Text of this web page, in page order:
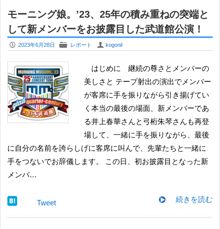
モーニング娘。’23、25年の積み重ねの突端と
して新メンバーをお披露目した武道館公演！
P 2023年6月28日 F レポート U kogonil
はじめに 継続の尊さとメンバーの
美しさと テープ射出の演出でメンバー
が客席に手を振りながら引き揚げてい
く本当の最後の場面、新メンバーであ
る井上春華さんと弓桁朱琴さんも再登
場して、一緒に手を振りながら、最後
に自分の名前を誇らしげに客席に叫んで、先輩たちと一緒に
手をつないでお辞儀します。 この日、初お披露目となった新
メンバ…
続きを読む
Tweet